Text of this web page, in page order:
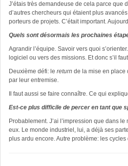
J’étais très demandeuse de cela parce que
d’autres chercheurs qui étaient plus
porteurs de projets. C’était important.
Quels sont désormais les prochaines
Agrandir l’équipe. Savoir vers quoi
logiciel ou vers des missions. Et donc s’il
Deuxième défi: le return de la mise en place
par leur entremise.
Il faut aussi se faire connaître. Ce qui
Est-ce plus difficile de percer en tant que
Probablement. J’ai l’impression que dans
eux. Le monde industriel, lui, a déjà ses
plus ardu encore. Autre problème: les